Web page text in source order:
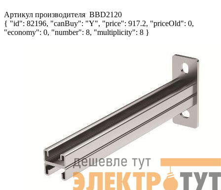
Артикул производителя BBD2120
{ "id": 82196, "canBuy": "Y", "price": 917.2, "priceOld": 0,
"economy": 0, "number": 8, "multiplicity": 8 }